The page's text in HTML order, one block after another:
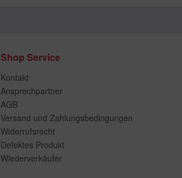
Shop Service
Kontakt
Ansprechpartner
AGB
Versand und Zahlungsbedingungen
Widerrufsrecht
Defektes Produkt
Wiederverkäufer